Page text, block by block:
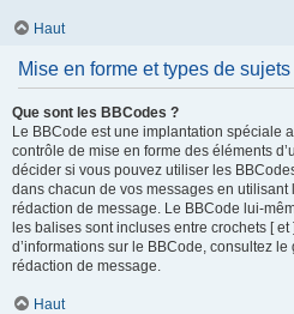
Haut
Mise en forme et types de sujets
Que sont les BBCodes ?
Le BBCode est une implantation spéciale
contrôle de mise en forme des éléments
décider si vous pouvez utiliser les
dans chacun de vos messages en
rédaction de message. Le BBCode lui-
les balises sont incluses entre crochets [
d’informations sur le BBCode, consultez
rédaction de message.
Haut